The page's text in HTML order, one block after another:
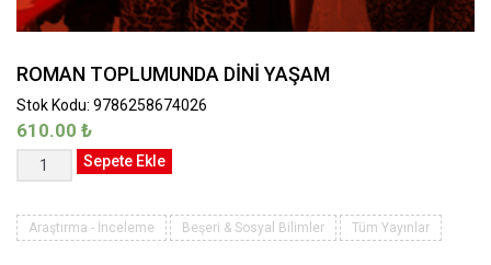
ROMAN TOPLUMUNDA DİNİ YAŞAM
Stok Kodu: 9786258674026
610.00 ₺
ROMAN
TOPLUMUNDA
YAŞAM
Sepete Ekle
Araştırma - İnceleme Beşeri & Sosyal Bilimler Tüm Yayınlar